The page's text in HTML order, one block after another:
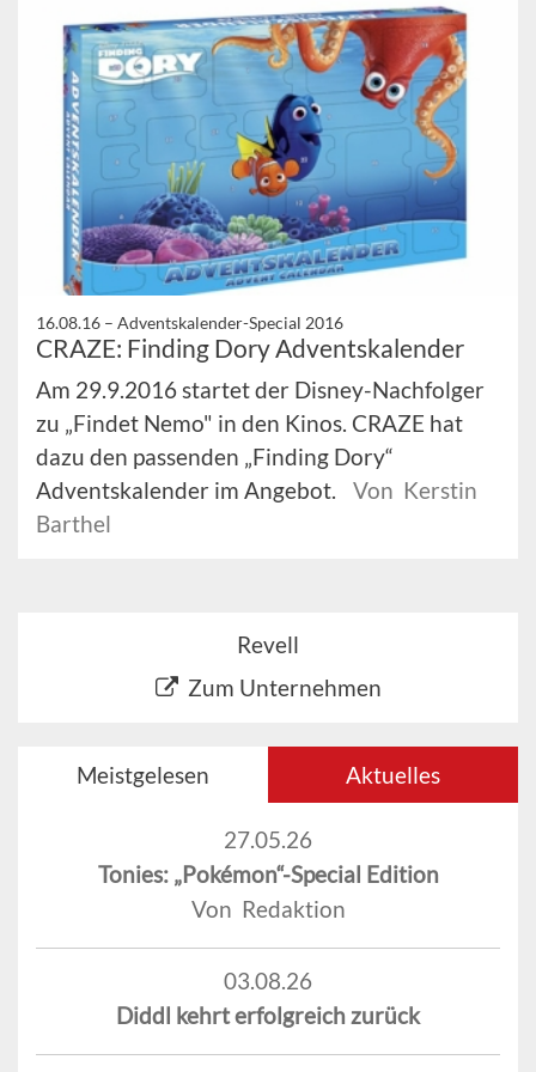
16.08.16 – Adventskalender-Special 2016
CRAZE: Finding Dory Adventskalender
Am 29.9.2016 startet der Disney-Nachfolger
zu „Findet Nemo" in den Kinos. CRAZE hat
dazu den passenden „Finding Dory“
Adventskalender im Angebot.
Von Kerstin
Barthel
Revell
Zum Unternehmen
Meistgelesen Aktuelles
27.05.26
Tonies: „Pokémon“-Special Edition
Von Redaktion
03.08.26
Diddl kehrt erfolgreich zurück